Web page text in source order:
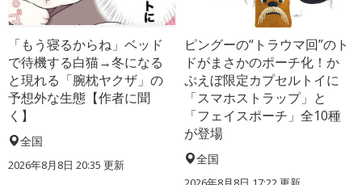
「もう寝るからね」ベッド
で待機する白猫→冬になる
と現れる「腕枕ヤクザ」の
予想外な生態【作者に聞
く】
全国
2026年8月8日 20:35 更新
ピングーの“トラウマ回”のト
ドがまさかのポーチ化！か
ぷえぼ限定カプセルトイに
「スマホストラップ」と
「フェイスポーチ」全10種
が登場
全国